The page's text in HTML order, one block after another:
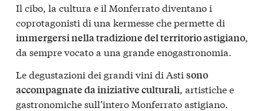
Il cibo, la cultura e il Monferrato diventano i
coprotagonisti di una kermesse che permette di
immergersi nella tradizione del territorio astigiano,
da sempre vocato a una grande enogastronomia.
Le degustazioni dei grandi vini di Asti sono
accompagnate da iniziative culturali, artistiche e
gastronomiche sull’intero Monferrato astigiano.